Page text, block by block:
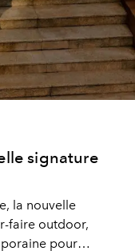
signature
la nouvelle
faire outdoor,
pour